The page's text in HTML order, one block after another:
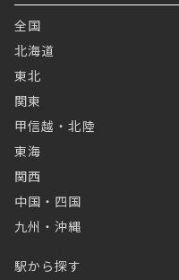
全国
北海道
東北
関東
甲信越・北陸
東海
関西
中国・四国
九州・沖縄
駅から探す